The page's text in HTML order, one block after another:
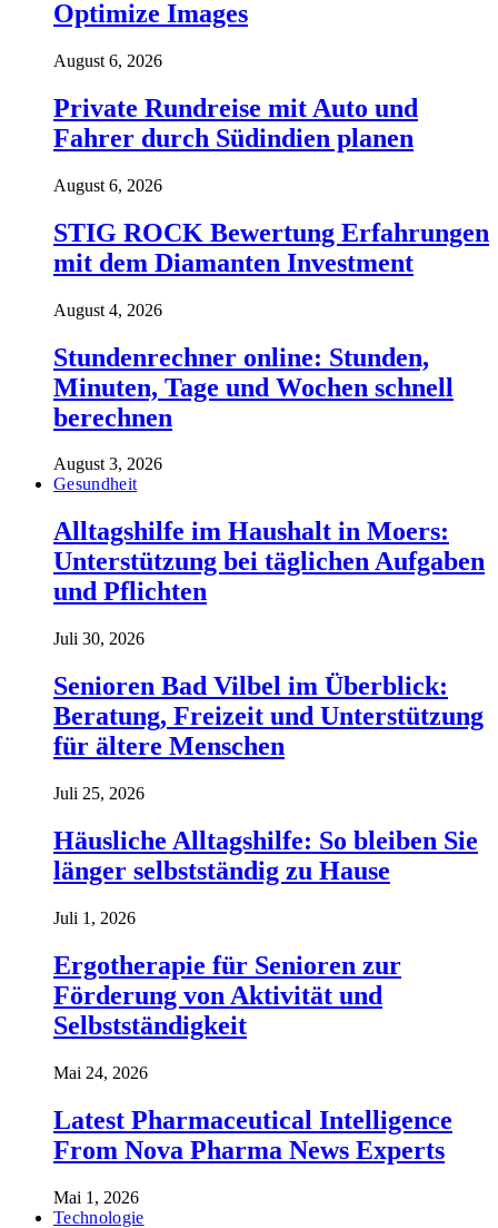
Optimize Images
August 6, 2026
Private Rundreise mit Auto und
Fahrer durch Südindien planen
August 6, 2026
STIG ROCK Bewertung Erfahrungen
mit dem Diamanten Investment
August 4, 2026
Stundenrechner online: Stunden,
Minuten, Tage und Wochen schnell
berechnen
August 3, 2026
Gesundheit
Alltagshilfe im Haushalt in Moers:
Unterstützung bei täglichen Aufgaben
und Pflichten
Juli 30, 2026
Senioren Bad Vilbel im Überblick:
Beratung, Freizeit und Unterstützung
für ältere Menschen
Juli 25, 2026
Häusliche Alltagshilfe: So bleiben Sie
länger selbstständig zu Hause
Juli 1, 2026
Ergotherapie für Senioren zur
Förderung von Aktivität und
Selbstständigkeit
Mai 24, 2026
Latest Pharmaceutical Intelligence
From Nova Pharma News Experts
Mai 1, 2026
Technologie